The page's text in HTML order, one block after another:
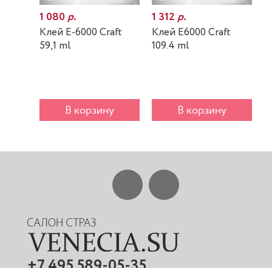
1 080р.
Клей E-6000 Craft
59,1 ml
В корзину
1 312р.
Клей E6000 Craft
109.4 ml
В корзину